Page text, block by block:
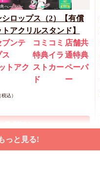
ロップス（2）【有償
アクリルスタンド】
ブンテ
ス
トアク
コミコミ
特典イラ
ストカー
ド
店舗共
通特典
ペーパ
ー
税込）
っと見る!